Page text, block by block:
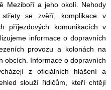
Meziboří a jeho okolí. Nehody
se zvěří, komplikace v
příjezdových komunikacích v
informace o dopravních
provozu a kolonách na
obcích. Informace o dopravních
z oficiálních hlášení a
slouží řidičům, kteří chtějí